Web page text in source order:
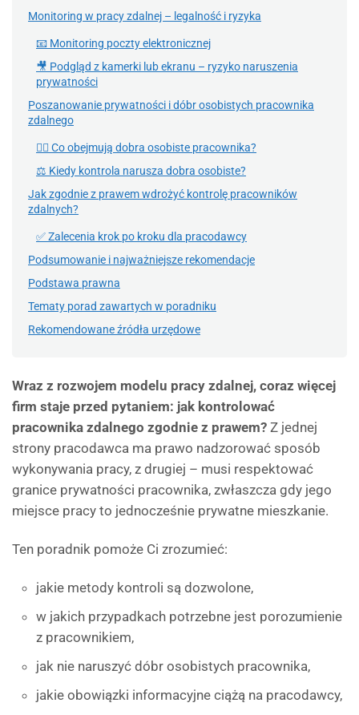
Monitoring w pracy zdalnej – legalność i ryzyka
📧 Monitoring poczty elektronicznej
🎥 Podgląd z kamerki lub ekranu – ryzyko naruszenia
prywatności
Poszanowanie prywatności i dóbr osobistych pracownika
zdalnego
🧍‍♂️ Co obejmują dobra osobiste pracownika?
⚖️ Kiedy kontrola narusza dobra osobiste?
Jak zgodnie z prawem wdrożyć kontrolę pracowników
zdalnych?
✅ Zalecenia krok po kroku dla pracodawcy
Podsumowanie i najważniejsze rekomendacje
Podstawa prawna
Tematy porad zawartych w poradniku
Rekomendowane źródła urzędowe
Wraz z rozwojem modelu pracy zdalnej, coraz więcej
firm staje przed pytaniem: jak kontrolować
pracownika zdalnego zgodnie z prawem? Z jednej
strony pracodawca ma prawo nadzorować sposób
wykonywania pracy, z drugiej – musi respektować
granice prywatności pracownika, zwłaszcza gdy jego
miejsce pracy to jednocześnie prywatne mieszkanie.
Ten poradnik pomoże Ci zrozumieć:
jakie metody kontroli są dozwolone,
w jakich przypadkach potrzebne jest porozumienie
z pracownikiem,
jak nie naruszyć dóbr osobistych pracownika,
jakie obowiązki informacyjne ciążą na pracodawcy,